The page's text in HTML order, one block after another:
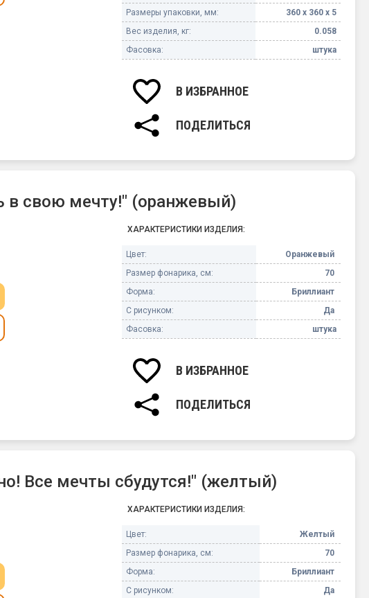
Размеры упаковки, мм:
360 х 360 х 5
Вес изделия, кг:
0.058
Фасовка:
штука
В ИЗБРАННОЕ
ПОДЕЛИТЬСЯ
в свою мечту!" (оранжевый)
ХАРАКТЕРИСТИКИ ИЗДЕЛИЯ:
Цвет:
Оранжевый
Размер фонарика, см:
70
Форма:
Бриллиант
С рисунком:
Да
Фасовка:
штука
В ИЗБРАННОЕ
ПОДЕЛИТЬСЯ
Все мечты сбудутся!" (желтый)
ХАРАКТЕРИСТИКИ ИЗДЕЛИЯ:
Цвет:
Желтый
Размер фонарика, см:
70
Форма:
Бриллиант
С рисунком:
Да